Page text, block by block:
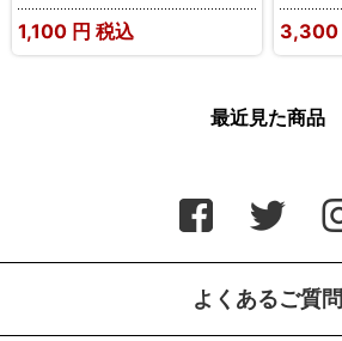
1,100 円 税込 3,300
最近見た商品
よくあるご質問